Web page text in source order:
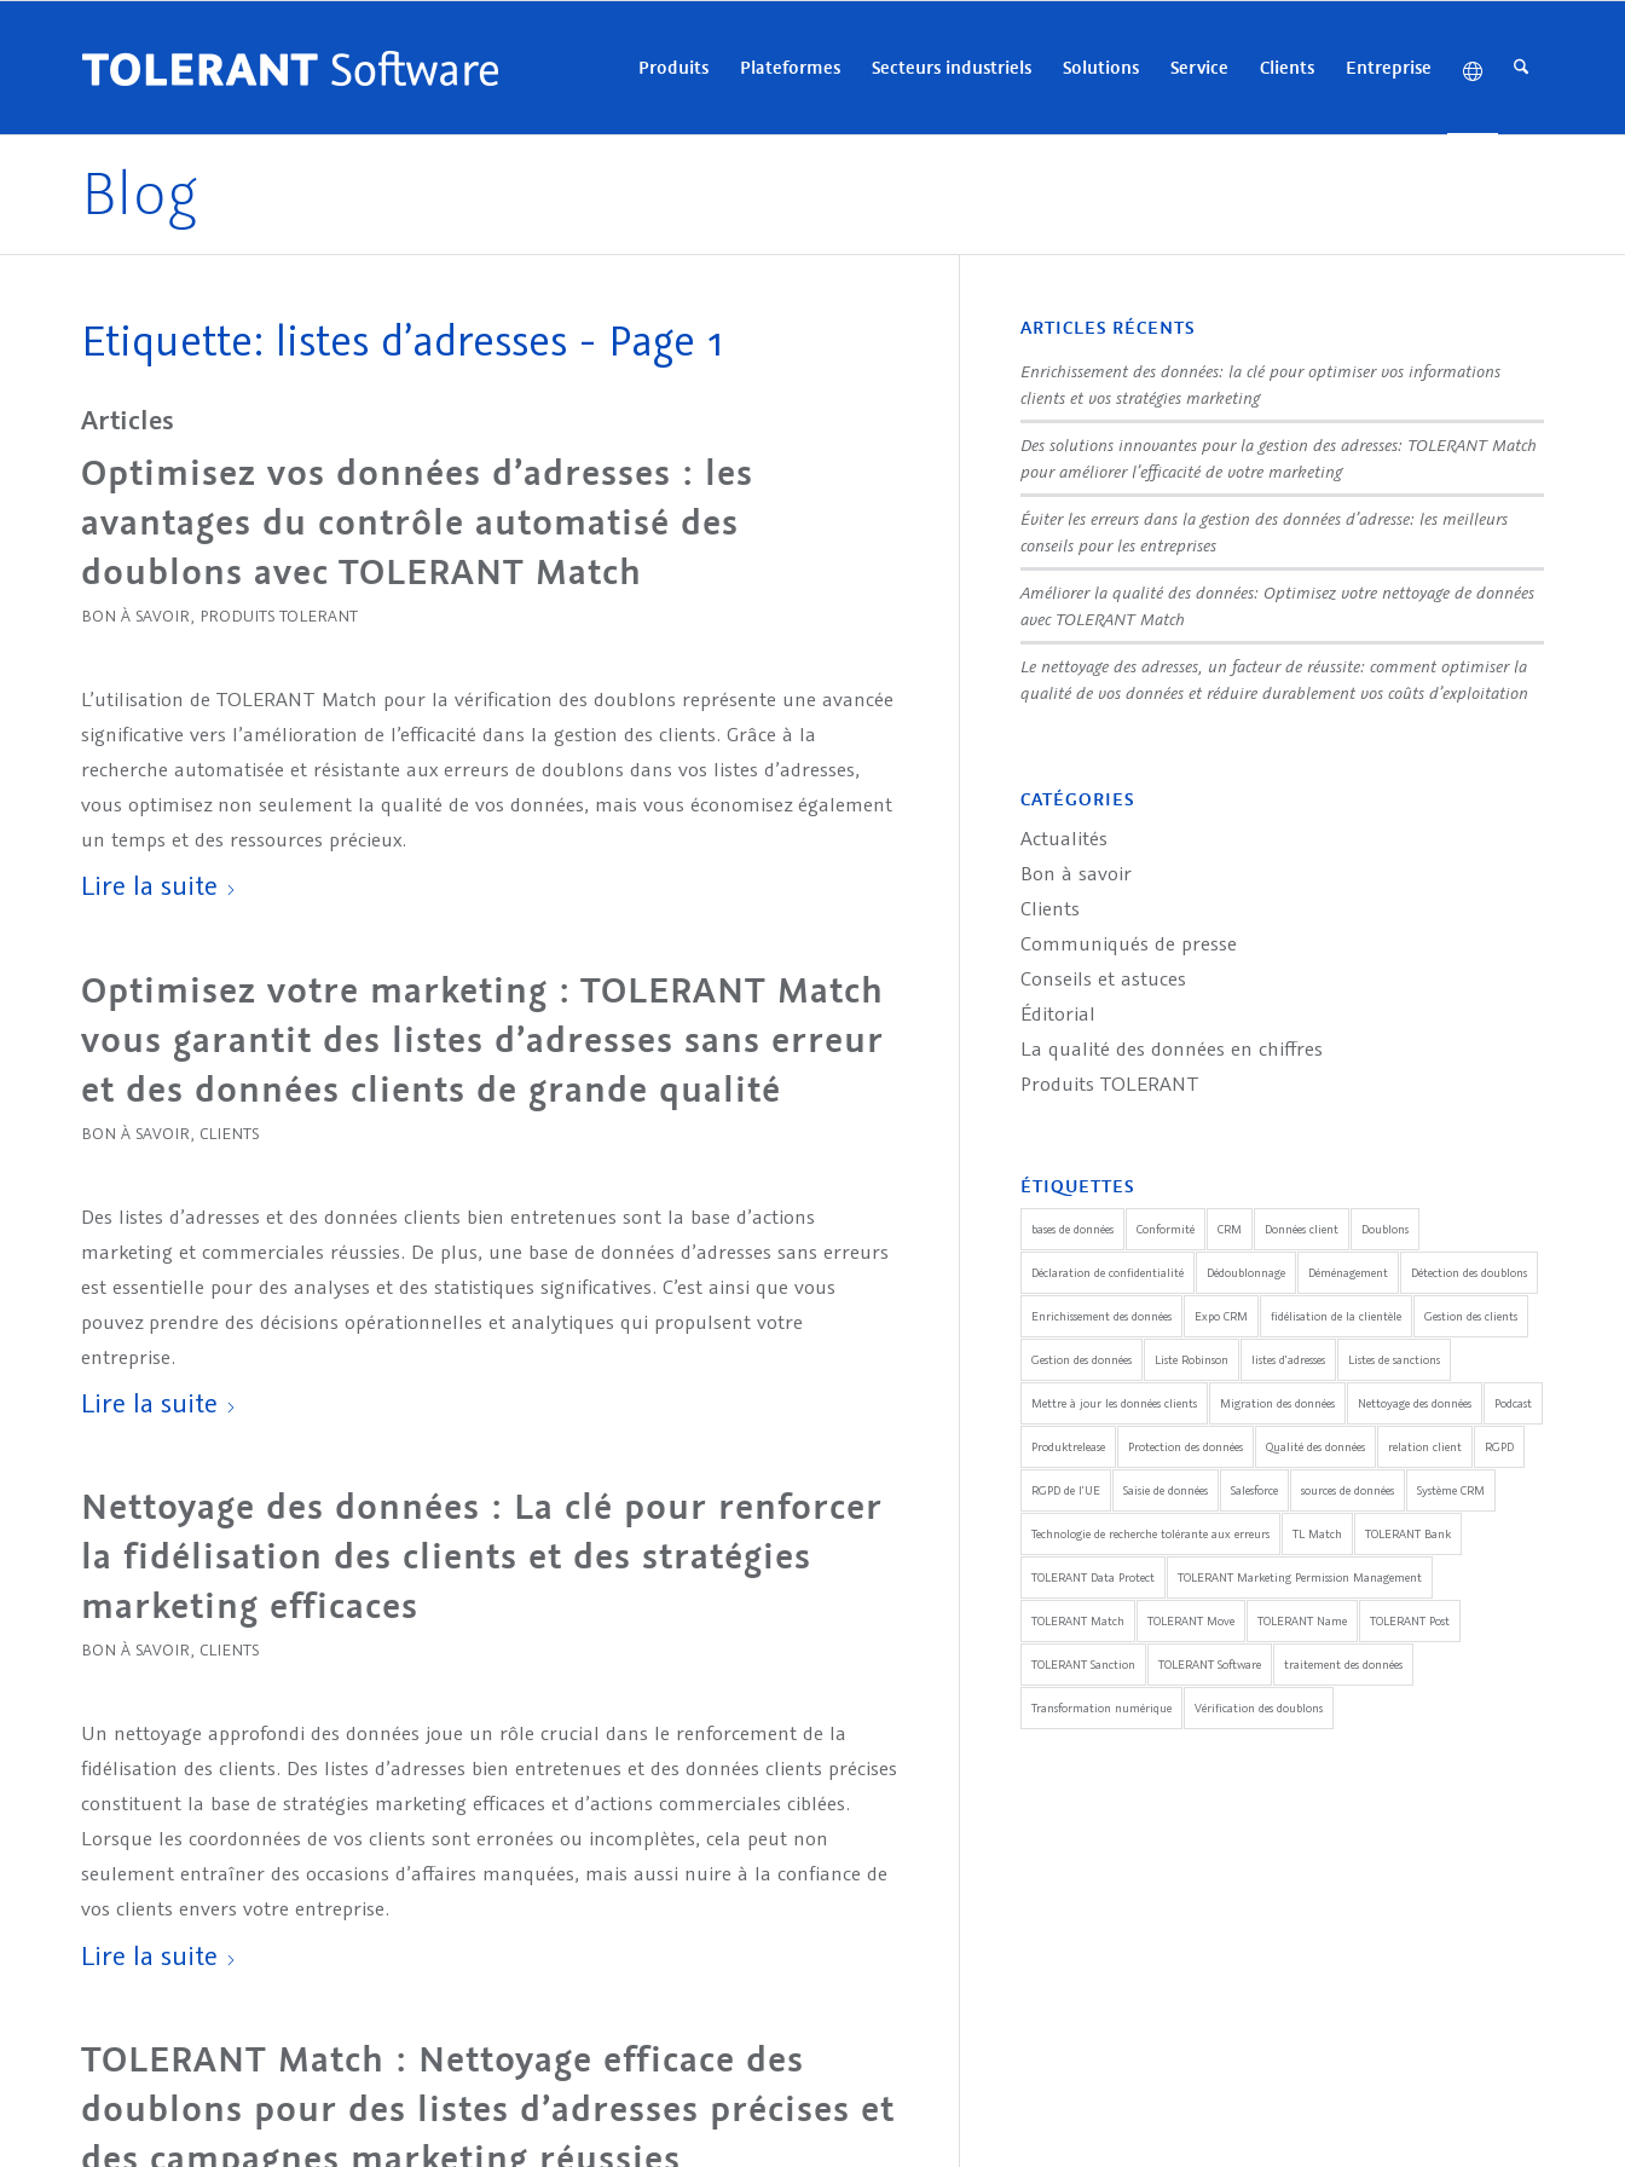
Produits Plateformes Secteurs industriels Solutions Service Clients Entreprise
Blog
Etiquette: listes d’adresses - Page 1
Articles
Optimisez vos données d’adresses : les
avantages du contrôle automatisé des
doublons avec TOLERANT Match
BON À SAVOIR, PRODUITS TOLERANT
L’utilisation de TOLERANT Match pour la vérification des doublons représente une avancée
significative vers l’amélioration de l’efficacité dans la gestion des clients. Grâce à la
recherche automatisée et résistante aux erreurs de doublons dans vos listes d’adresses,
vous optimisez non seulement la qualité de vos données, mais vous économisez également
un temps et des ressources précieux.
Lire la suite
Optimisez votre marketing : TOLERANT Match
vous garantit des listes d’adresses sans erreur
et des données clients de grande qualité
BON À SAVOIR CLIENTS
Des listes d’adresses et des données clients bien entretenues sont la base d’actions
marketing et commerciales réussies. De plus, une base de données d’adresses sans erreurs
est essentielle pour des analyses et des statistiques significatives. C’est ainsi que vous
pouvez prendre des décisions opérationnelles et analytiques qui propulsent votre
entreprise.
Lire la suite
Nettoyage des données : La clé pour renforcer
la fidélisation des clients et des stratégies
marketing efficaces
BON À SAVOIR, CLIENTS
Un nettoyage approfondi des données joue un rôle crucial dans le renforcement de la
fidélisation des clients. Des listes d’adresses bien entretenues et des données clients précises
constituent la base de stratégies marketing efficaces et d’actions commerciales ciblées.
Lorsque les coordonnées de vos clients sont erronées ou incomplètes, cela peut non
seulement entraîner des occasions d’affaires manquées, mais aussi nuire à la confiance de
vos clients envers votre entreprise.
Lire la suite
TOLERANT Match : Nettoyage efficace des
doublons pour des listes d’adresses précises et
ARTICLES RÉCENTS
Enrichissement des données: la clé pour optimiser vos informations
clients et vos stratégies marketing
Des solutions innovantes pour la gestion des adresses: TOLERANT Match
pour améliorer l’efficacité de votre marketing
Éviter les erreurs dans la gestion des données d’adresse: les meilleurs
conseils pour les entreprises
Améliorer la qualité des données: Optimisez votre nettoyage de données
avec TOLERANT Match
Le nettoyage des adresses, un facteur de réussite: comment optimiser la
qualité de vos données et réduire durablement vos coûts d’exploitation
CATÉGORIES
Actualités
Bon à savoir
Clients
Communiqués de presse
Conseils et astuces
Éditorial
La qualité des données en chiffres
Produits TOLERANT
ÉTIQUETTES
bases de données Conformité CRM Données client Doublons
Déclaration de confidentialité Dédoublonnage Déménagement Détection des doublons
Enrichissement des données Expo CRM fidélisation de la clientèle Gestion des clients
Gestion des données Liste Robinson listes d'adresses Listes de sanctions
Mettre à jour les données clients Migration des données Nettoyage des données Podcast
Produktrelease Protection des données Qualité des données relation client RGPD
RGPD de l'UE Saisie de données Salesforce sources de données Système CRM
Technologie de recherche tolérante aux erreurs TL Match TOLERANT Bank
TOLERANT Data Protect TOLERANT Marketing Permission Management
TOLERANT Match TOLERANT Move TOLERANT Name TOLERANT Post
TOLERANT Sanction TOLERANT Software traitement des données
Transformation numérique Vérification des doublons